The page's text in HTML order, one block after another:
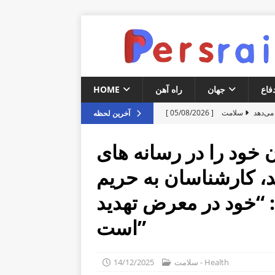
HOME راه آهن جهان
آخرین لحظه [ 05/08/2026 ] می‌دهد
[ 05/08/2026 ]
بی‌روح
[ 05/08/2026 ]
برای سال‌ها
[ 03/08/2026 ]
چین
خود را در رسانه های
کارشناسان به حریم
در معرض تهدید
است”
14/12/2025 سلامت - Health